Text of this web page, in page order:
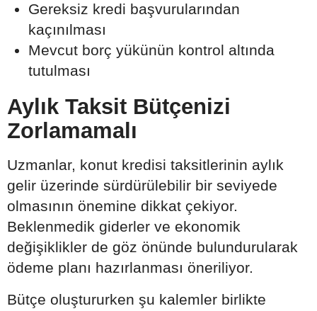
Gereksiz kredi başvurularından
kaçınılması
Mevcut borç yükünün kontrol altında
tutulması
Aylık Taksit Bütçenizi
Zorlamamalı
Uzmanlar, konut kredisi taksitlerinin aylık
gelir üzerinde sürdürülebilir bir seviyede
olmasının önemine dikkat çekiyor.
Beklenmedik giderler ve ekonomik
değişiklikler de göz önünde bulundurularak
ödeme planı hazırlanması öneriliyor.
Bütçe oluştururken şu kalemler birlikte